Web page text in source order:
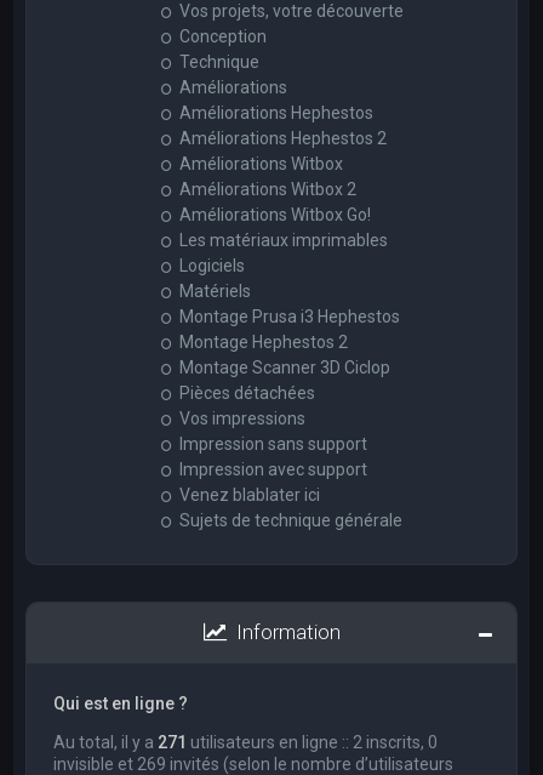
Vos projets, votre découverte
Conception
Technique
Améliorations
Améliorations Hephestos
Améliorations Hephestos 2
Améliorations Witbox
Améliorations Witbox 2
Améliorations Witbox Go!
Les matériaux imprimables
Logiciels
Matériels
Montage Prusa i3 Hephestos
Montage Hephestos 2
Montage Scanner 3D Ciclop
Pièces détachées
Vos impressions
Impression sans support
Impression avec support
Venez blablater ici
Sujets de technique générale
Information
Qui est en ligne ?
Au total, il y a 271 utilisateurs en ligne :: 2 inscrits, 0
invisible et 269 invités (selon le nombre d’utilisateurs